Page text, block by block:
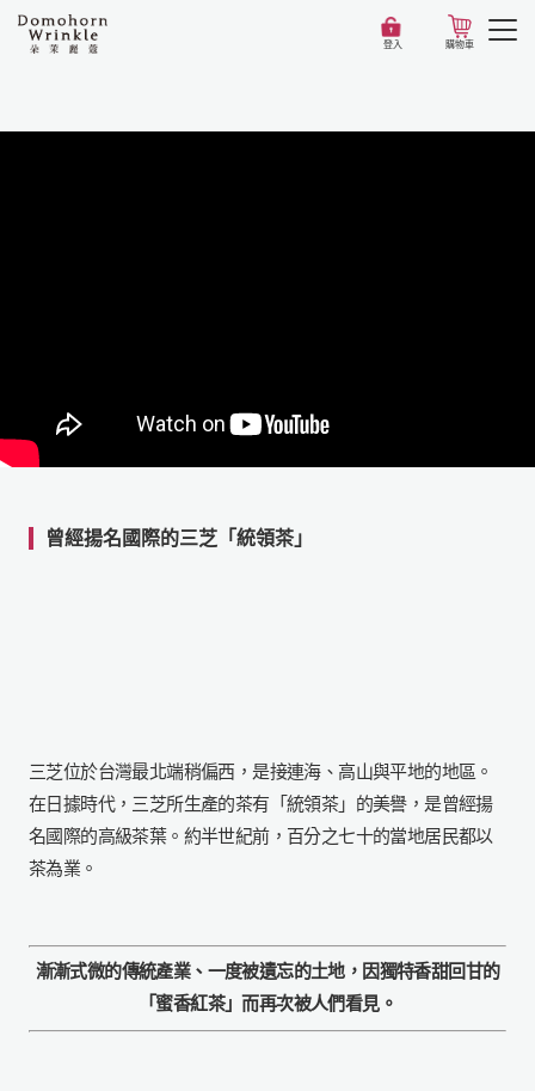
登入 購物車
曾經揚名國際的三芝「統領茶」
三芝位於台灣最北端稍偏西，是接連海、高山與平地的地區。
在日據時代，三芝所生產的茶有「統領茶」的美譽，是曾經揚
名國際的高級茶葉。約半世紀前，百分之七十的當地居民都以
茶為業。
漸漸式微的傳統產業、一度被遺忘的土地， 因獨特香甜回甘的
「蜜香紅茶」而再次被人們看見。